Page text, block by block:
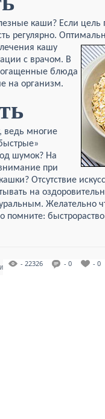
каши? Если цель
регулярно.
кашу
с врачом. В
блюда
на организм.
ведь многие
шумок? На
при
Отсутствие
на
Желательно
помните:
- 22326 - 0 - 0